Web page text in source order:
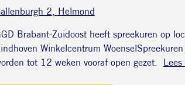
2, Helmond
Brabant-Zuidoost heeft spreekuren op
Winkelcentrum
tot 12 weken vooraf open gezet.